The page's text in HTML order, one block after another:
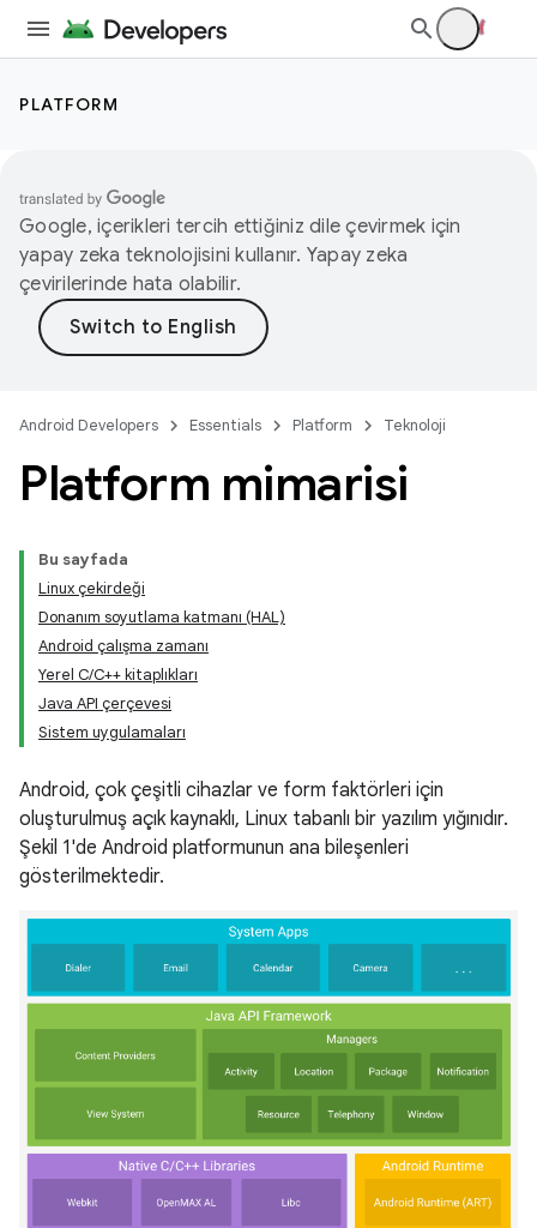
PLATFORM
Google, içerikleri tercih ettiğiniz dile çevirmek için
yapay zeka teknolojisini kullanır. Yapay zeka
çevirilerinde hata olabilir.
Android Developers Essentials Platform Teknoloji
Platform mimarisi
Bu sayfada
Linux çekirdeği
Donanım soyutlama katmanı (HAL)
Android çalışma zamanı
Yerel C/C++ kitaplıkları
Java API çerçevesi
Sistem uygulamaları
Android, çok çeşitli cihazlar ve form faktörleri için
oluşturulmuş açık kaynaklı, Linux tabanlı bir yazılım yığınıdır.
Şekil 1'de Android platformunun ana bileşenleri
gösterilmektedir.